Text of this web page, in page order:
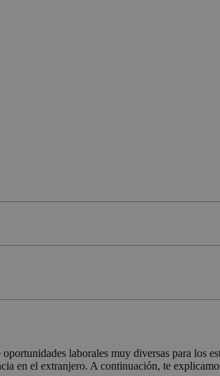
laborales muy diversas para los
en el extranjero. A continuación, te